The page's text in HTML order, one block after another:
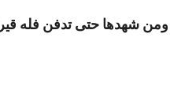
شهدها حتى تدفن فله